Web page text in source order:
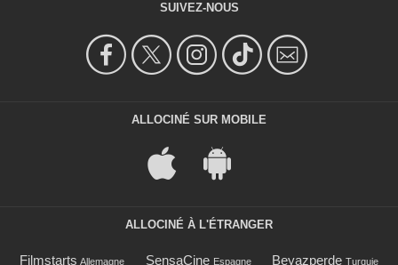
SUIVEZ-NOUS
ALLOCINÉ SUR MOBILE
ALLOCINÉ À L'ÉTRANGER
Filmstarts Allemagne SensaCine Espagne Beyazperde Turquie